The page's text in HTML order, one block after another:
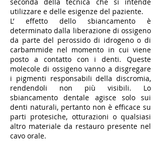
utilizzare e delle esigenze del paziente.
L’ effetto dello sbiancamento è
determinato dalla liberazione di ossigeno
da parte del perossido di idrogeno o di
carbammide nel momento in cui viene
posto a contatto con i denti. Queste
molecole di ossigeno vanno a disgregare
i pigmenti responsabili della discromia,
rendendoli non più visibili. Lo
sbiancamento dentale agisce solo sui
denti naturali, pertanto non è efficace su
parti protesiche, otturazioni o qualsiasi
altro materiale da restauro presente nel
cavo orale.